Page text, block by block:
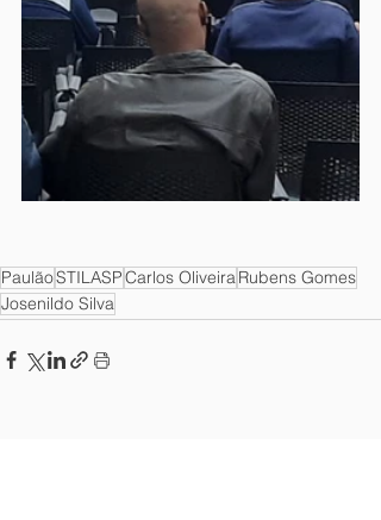
PaulãoSTILASPCarlos OliveiraRubens Gomes
Josenildo Silva